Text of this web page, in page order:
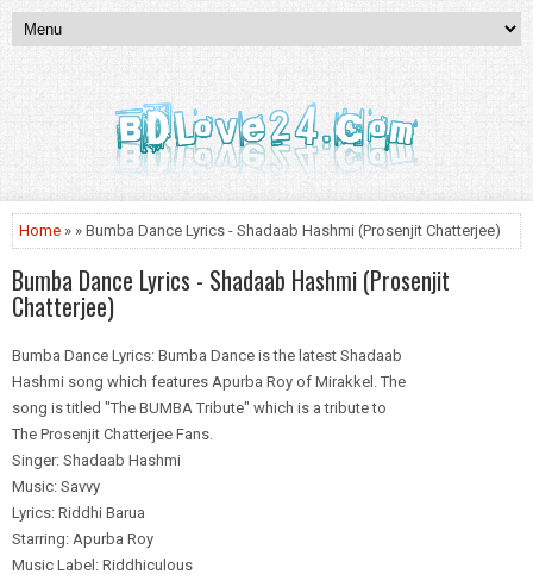
Home » » Bumba Dance Lyrics - Shadaab Hashmi (Prosenjit Chatterjee)
Bumba Dance Lyrics - Shadaab Hashmi (Prosenjit
Chatterjee)
Bumba Dance Lyrics: Bumba Dance is the latest Shadaab
Hashmi song which features Apurba Roy of Mirakkel. The
song is titled "The BUMBA Tribute" which is a tribute to
The Prosenjit Chatterjee Fans.
Singer: Shadaab Hashmi
Music: Savvy
Lyrics: Riddhi Barua
Starring: Apurba Roy
Music Label: Riddhiculous